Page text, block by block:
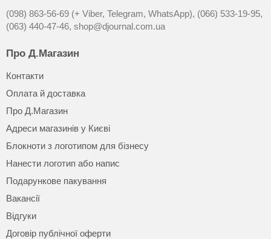
(098) 863-56-69 (+ Viber, Telegram, WhatsApp), (066) 533-19-95,
(063) 440-47-46, shop@djournal.com.ua
Про Д.Магазин
Контакти
Оплата й доставка
Про Д.Магазин
Адреси магазинів у Києві
Блокноти з логотипом для бізнесу
Нанести логотип або напис
Подарункове пакування
Вакансії
Відгуки
Договір публічної оферти